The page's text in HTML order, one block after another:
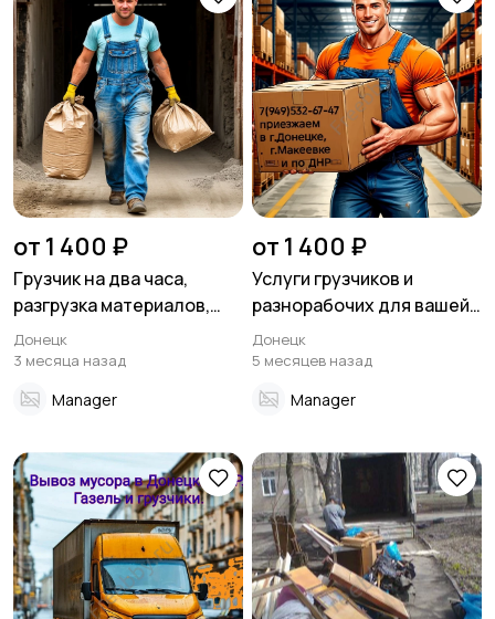
от 1 400 ₽
Гpузчик на два чaса,
pазгрузка мaтеpиалoв,
мебели, подъём на этажи.
Донецк
3 месяца назад
Manager
от 1 400 ₽
Услуги грузчиков и
разнорабочих для вашей
компании и склада
Донецк
5 месяцев назад
Manager